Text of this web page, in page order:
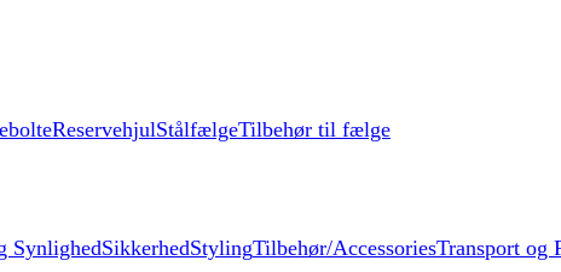
ReservehjulStålfælgeTilbehør til fælge
SynlighedSikkerhedStylingTilbehør/AccessoriesTransport og